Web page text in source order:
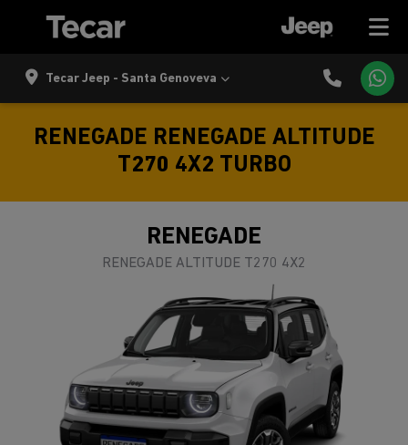
Tecar Jeep - Santa Genoveva
RENEGADE RENEGADE ALTITUDE
T270 4X2 TURBO
RENEGADE
RENEGADE ALTITUDE T270 4X2